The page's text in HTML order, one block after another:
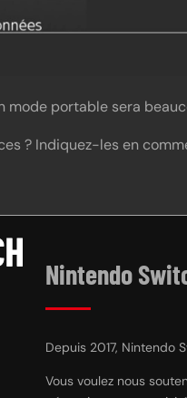
mode portable sera
? Indiquez-les en
Nintendo
Depuis 2017, Nintendo
Vous voulez nous